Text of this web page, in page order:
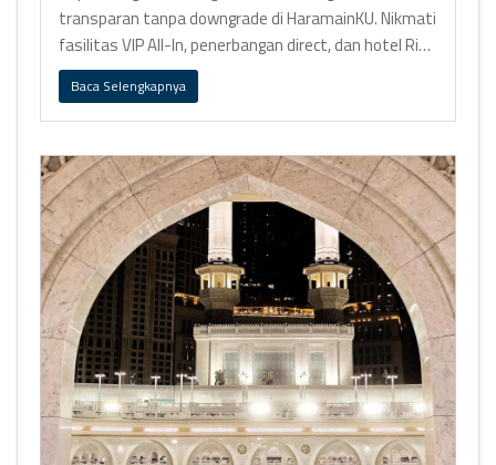
transparan tanpa downgrade di HaramainKU. Nikmati
fasilitas VIP All-In, penerbangan direct, dan hotel Ring
1.
Baca Selengkapnya